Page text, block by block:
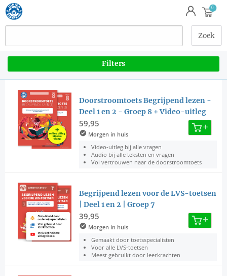
Filters
Doorstroomtoets Begrijpend lezen -
Deel 1 en 2 - Groep 8 + Video-uitleg
59,95
Morgen in huis
Video-uitleg bij alle vragen
Audio bij alle teksten en vragen
Vol vertrouwen naar de doorstroomtoets
Begrijpend lezen voor de LVS-toetsen
| Deel 1 en 2 | Groep 7
39,95
Morgen in huis
Gemaakt door toetsspecialisten
Voor alle LVS-toetsen
Meest gebruikt door leerkrachten